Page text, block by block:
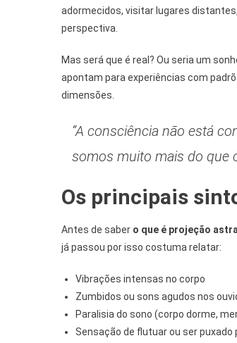
adormecidos, visitar lugares
perspectiva.
Mas será que é real? Ou seria um
apontam para experiências com
dimensões.
“A consciência não está
somos muito mais do que
Os principais
Antes de saber o que é projeção
já passou por isso costuma relatar:
Vibrações intensas no corpo
Zumbidos ou sons agudos nos
Paralisia do sono (corpo dorme,
Sensação de flutuar ou ser puxado